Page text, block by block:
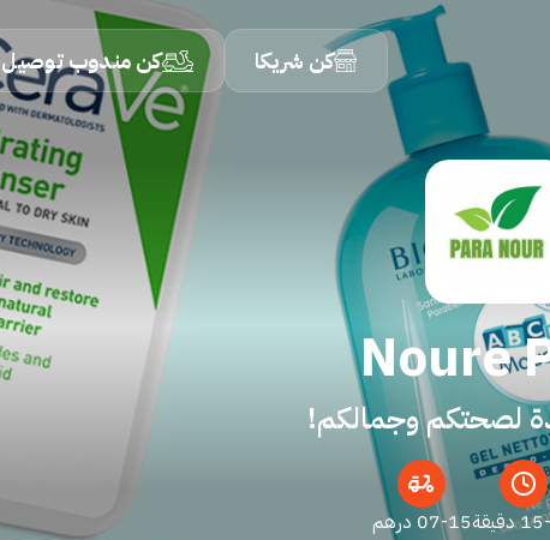
كن شريكا كن مندوب توصيل
Noure
لصحتكم وجمالكم!
07-15 درهم